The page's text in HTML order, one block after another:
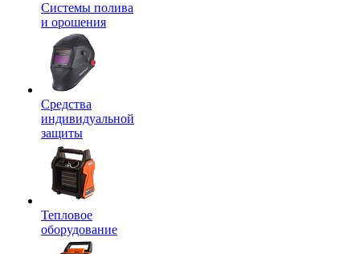
Системы полива
и орошения
Средства
индивидуальной
защиты
Тепловое
оборудование